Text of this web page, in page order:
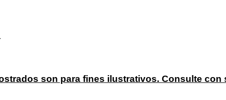
son para fines ilustrativos. Consulte